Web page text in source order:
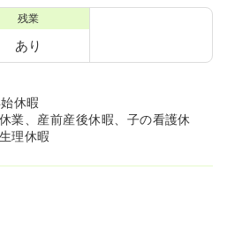
残業
あり
休暇
業、産前産後休暇、子の看護休
理休暇